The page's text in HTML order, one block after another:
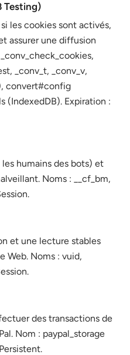
Testing)
les cookies sont activés,
assurer une diffusion
_conv_t, _conv_v,
convert#config
(IndexedDB). Expiration :
humains des bots) et
Noms : __cf_bm,
et une lecture stables
Web. Noms : vuid,
des transactions de
Nom : paypal_storage